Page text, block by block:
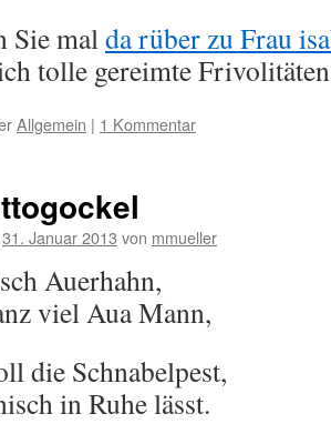
Sie malda rüber zu Frau
tolle gereimte
Allgemein | 1 Kommentar
31. Januar 2013 von mmueller
Auerhahn,
viel Aua Mann,
die Schnabelpest,
in Ruhe lässt.